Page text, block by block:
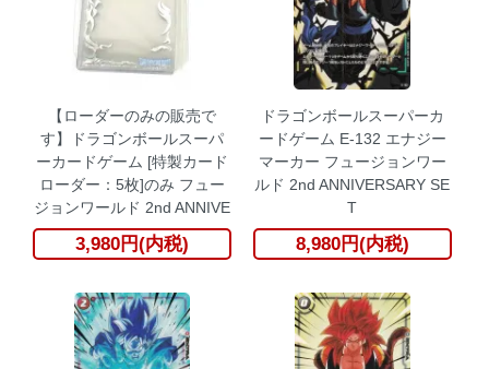
【ローダーのみの販売で
す】ドラゴンボールスーパ
ーカードゲーム [特製カード
ローダー：5枚]のみ フュー
ジョンワールド 2nd ANNIVE
RSARY SET
3,980円(内税)
ドラゴンボールスーパーカ
ードゲーム E-132 エナジー
マーカー フュージョンワー
ルド 2nd ANNIVERSARY SE
T
8,980円(内税)